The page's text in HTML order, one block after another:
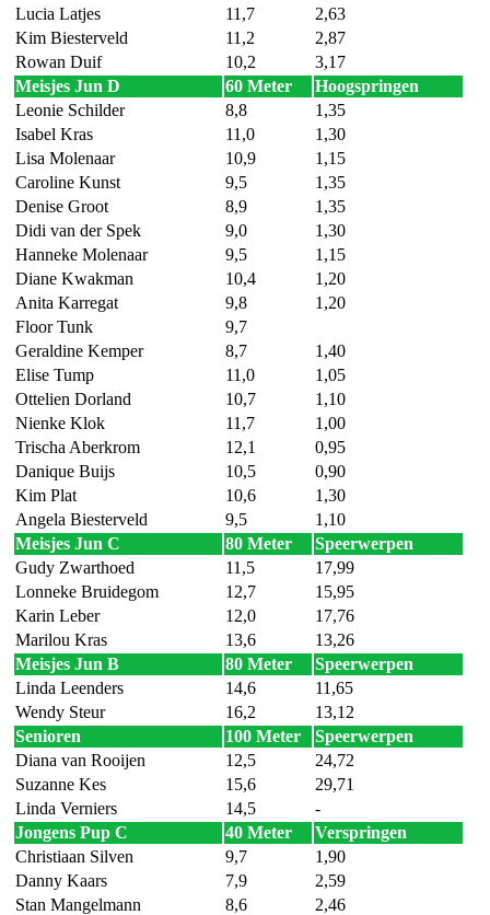
Lucia Latjes
11,7
2,63
Kim Biesterveld
11,2
2,87
Rowan Duif
10,2
3,17
Meisjes Jun D
60 Meter
Hoogspringen
Leonie Schilder
8,8
1,35
Isabel Kras
11,0
1,30
Lisa Molenaar
10,9
1,15
Caroline Kunst
9,5
1,35
Denise Groot
8,9
1,35
Didi van der Spek
9,0
1,30
Hanneke Molenaar
9,5
1,15
Diane Kwakman
10,4
1,20
Anita Karregat
9,8
1,20
Floor Tunk
9,7
Geraldine Kemper
8,7
1,40
Elise Tump
11,0
1,05
Ottelien Dorland
10,7
1,10
Nienke Klok
11,7
1,00
Trischa Aberkrom
12,1
0,95
Danique Buijs
10,5
0,90
Kim Plat
10,6
1,30
Angela Biesterveld
9,5
1,10
Meisjes Jun C
80 Meter
Speerwerpen
Gudy Zwarthoed
11,5
17,99
Lonneke Bruidegom
12,7
15,95
Karin Leber
12,0
17,76
Marilou Kras
13,6
13,26
Meisjes Jun B
80 Meter
Speerwerpen
Linda Leenders
14,6
11,65
Wendy Steur
16,2
13,12
Senioren
100 Meter
Speerwerpen
Diana van Rooijen
12,5
24,72
Suzanne Kes
15,6
29,71
Linda Verniers
14,5
-
Jongens Pup C
40 Meter
Verspringen
Christiaan Silven
9,7
1,90
Danny Kaars
7,9
2,59
Stan Mangelmann
8,6 2,46